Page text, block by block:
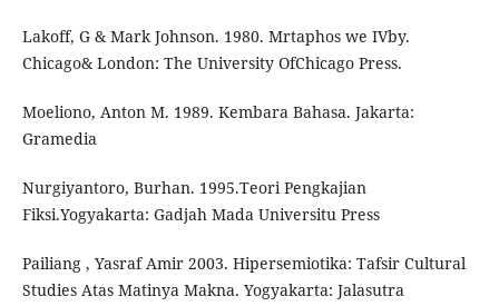
Lakoff, G & Mark Johnson. 1980. Mrtaphos we IVby.
Chicago& London: The University OfChicago Press.
Moeliono, Anton M. 1989. Kembara Bahasa. Jakarta:
Gramedia
Nurgiyantoro, Burhan. 1995.Teori Pengkajian
Fiksi.Yogyakarta: Gadjah Mada Universitu Press
Pailiang , Yasraf Amir 2003. Hipersemiotika: Tafsir Cultural
Studies Atas Matinya Makna. Yogyakarta: Jalasutra